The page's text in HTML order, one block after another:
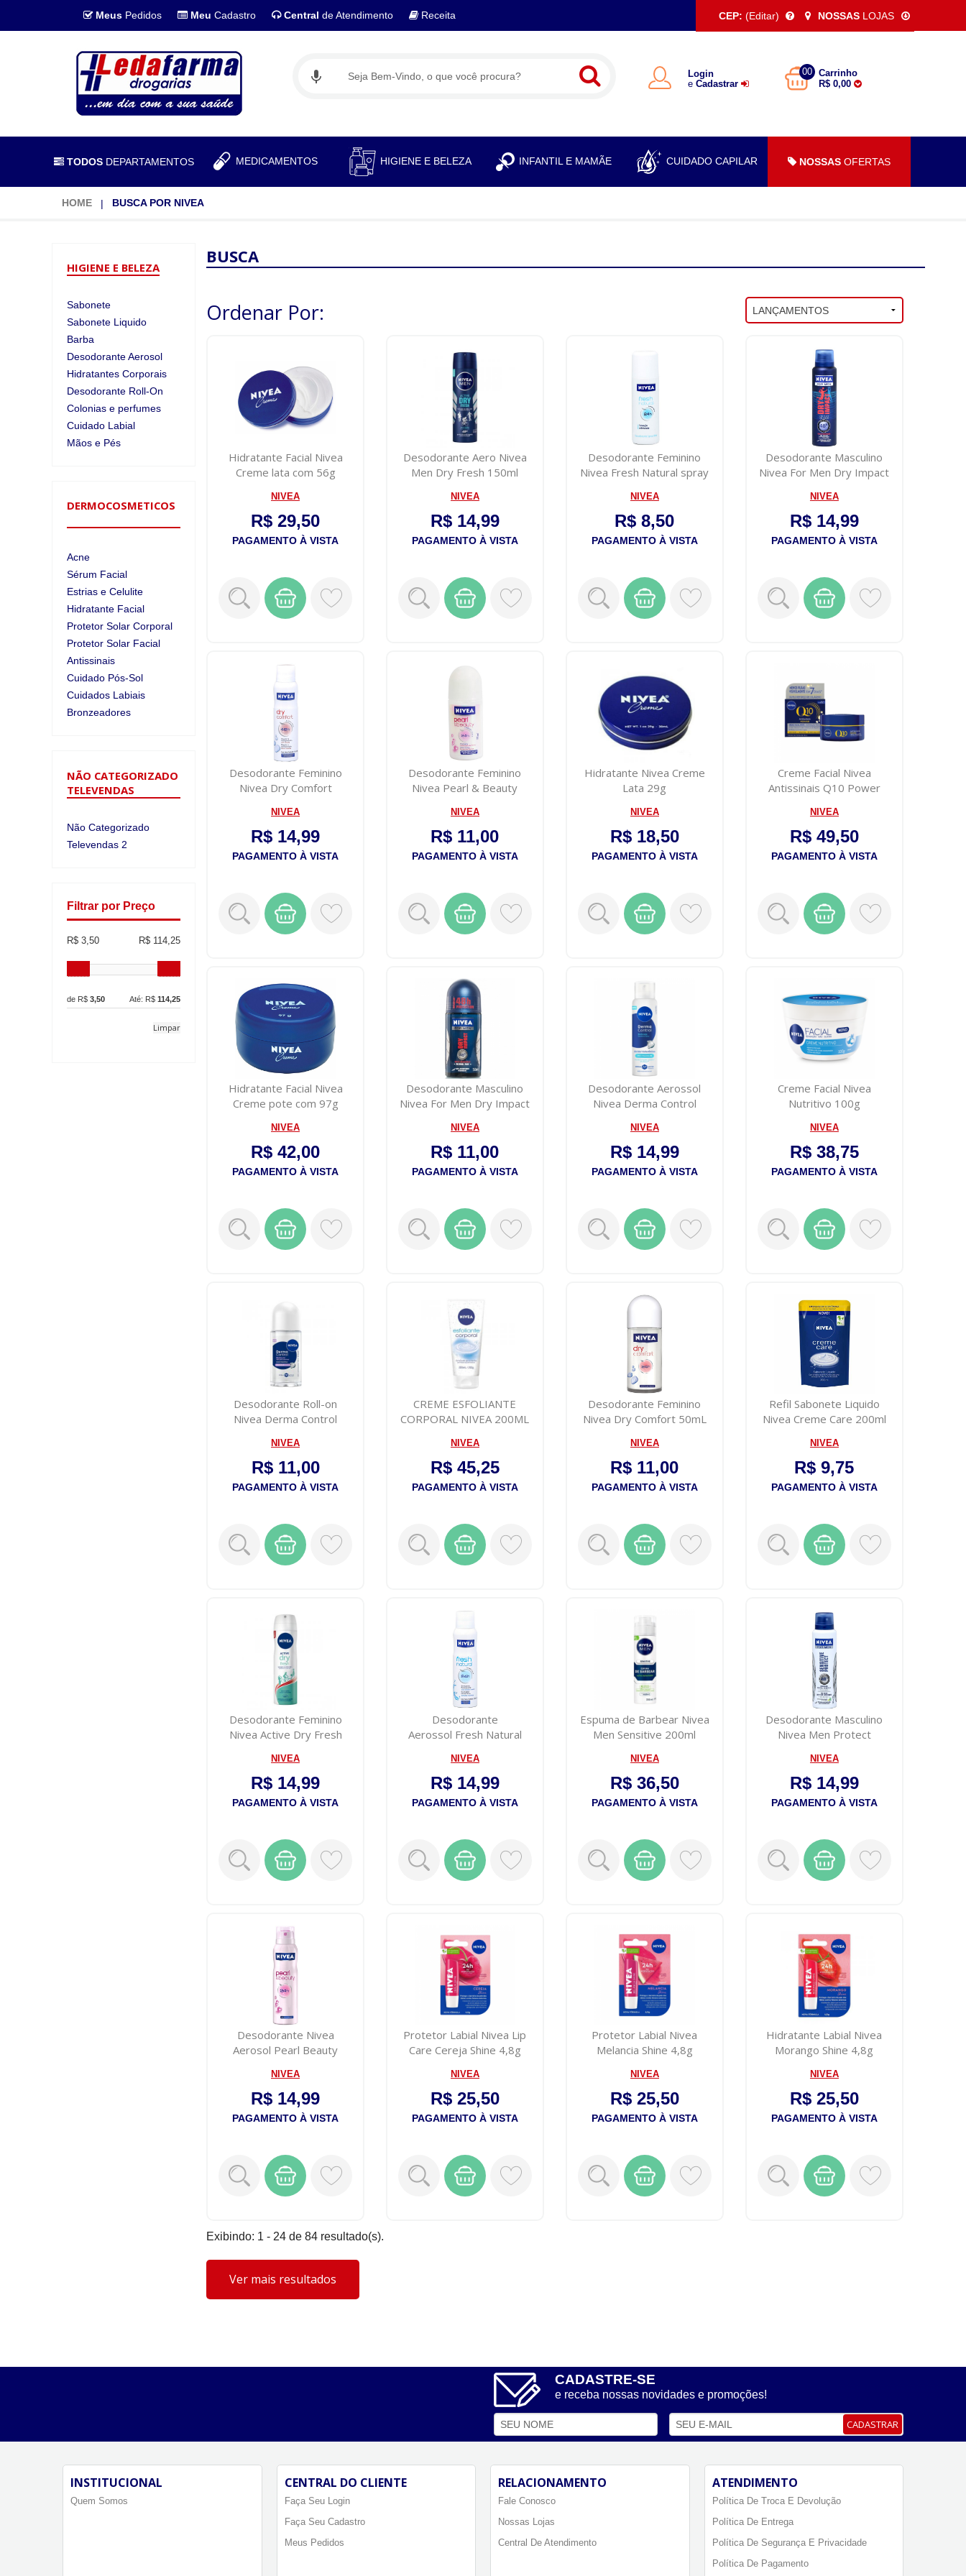
Meus Pedidos Meu Cadastro Central de Atendimento Receita CEP: (Editar) NOSSAS LOJAS
Login
e Cadastrar
00
Carrinho
R$ 0,00
TODOS DEPARTAMENTOS MEDICAMENTOS HIGIENE E BELEZA INFANTIL E MAMÃE CUIDADO CAPILAR NOSSAS OFERTAS
HOME BUSCA POR NIVEA
HIGIENE E BELEZA
Sabonete
Sabonete Liquido
Barba
Desodorante Aerosol
Hidratantes Corporais
Desodorante Roll-On
Colonias e perfumes
Cuidado Labial
Mãos e Pés
DERMOCOSMETICOS
Acne
Sérum Facial
Estrias e Celulite
Hidratante Facial
Protetor Solar Corporal
Protetor Solar Facial
Antissinais
Cuidado Pós-Sol
Cuidados Labiais
Bronzeadores
NÃO CATEGORIZADO
TELEVENDAS
Não Categorizado
Televendas 2
Filtrar por Preço
R$ 3,50 R$ 114,25
de R$ 3,50 Até: R$ 114,25
Limpar
BUSCA
Ordenar Por:
Hidratante Facial Nivea
Creme lata com 56g
NIVEA
R$ 29,50
PAGAMENTO À VISTA
Desodorante Aero Nivea
Men Dry Fresh 150ml
NIVEA
R$ 14,99
PAGAMENTO À VISTA
Desodorante Feminino
Nivea Fresh Natural spray
NIVEA
R$ 8,50
PAGAMENTO À VISTA
Desodorante Masculino
Nivea For Men Dry Impact
NIVEA
R$ 14,99
PAGAMENTO À VISTA
Desodorante Feminino
Nivea Dry Comfort
NIVEA
R$ 14,99
PAGAMENTO À VISTA
Desodorante Feminino
Nivea Pearl & Beauty
NIVEA
R$ 11,00
PAGAMENTO À VISTA
Hidratante Nivea Creme
Lata 29g
NIVEA
R$ 18,50
PAGAMENTO À VISTA
Creme Facial Nivea
Antissinais Q10 Power
NIVEA
R$ 49,50
PAGAMENTO À VISTA
Hidratante Facial Nivea
Creme pote com 97g
NIVEA
R$ 42,00
PAGAMENTO À VISTA
Desodorante Masculino
Nivea For Men Dry Impact
NIVEA
R$ 11,00
PAGAMENTO À VISTA
Desodorante Aerossol
Nivea Derma Control
NIVEA
R$ 14,99
PAGAMENTO À VISTA
Creme Facial Nivea
Nutritivo 100g
NIVEA
R$ 38,75
PAGAMENTO À VISTA
Desodorante Roll-on
Nivea Derma Control
NIVEA
R$ 11,00
PAGAMENTO À VISTA
CREME ESFOLIANTE
CORPORAL NIVEA 200ML
NIVEA
R$ 45,25
PAGAMENTO À VISTA
Desodorante Feminino
Nivea Dry Comfort 50mL
NIVEA
R$ 11,00
PAGAMENTO À VISTA
Refil Sabonete Liquido
Nivea Creme Care 200ml
NIVEA
R$ 9,75
PAGAMENTO À VISTA
Desodorante Feminino
Nivea Active Dry Fresh
NIVEA
R$ 14,99
PAGAMENTO À VISTA
Desodorante
Aerossol Fresh Natural
NIVEA
R$ 14,99
PAGAMENTO À VISTA
Espuma de Barbear Nivea
Men Sensitive 200ml
NIVEA
R$ 36,50
PAGAMENTO À VISTA
Desodorante Masculino
Nivea Men Protect
NIVEA
R$ 14,99
PAGAMENTO À VISTA
Desodorante Nivea
Aerosol Pearl Beauty
NIVEA
R$ 14,99
PAGAMENTO À VISTA
Protetor Labial Nivea Lip
Care Cereja Shine 4,8g
NIVEA
R$ 25,50
PAGAMENTO À VISTA
Protetor Labial Nivea
Melancia Shine 4,8g
NIVEA
R$ 25,50
PAGAMENTO À VISTA
Hidratante Labial Nivea
Morango Shine 4,8g
NIVEA
R$ 25,50
PAGAMENTO À VISTA
Exibindo: 1 - 24 de 84 resultado(s).
Ver mais resultados
CADASTRE-SE
e receba nossas novidades e promoções!
CADASTRAR
INSTITUCIONAL
Quem Somos
CENTRAL DO CLIENTE
Faça Seu Login
Faça Seu Cadastro
Meus Pedidos
RELACIONAMENTO
Fale Conosco
Nossas Lojas
Central De Atendimento
ATENDIMENTO
Política De Troca E Devolução
Política De Entrega
Política De Segurança E Privacidade
Política De Pagamento